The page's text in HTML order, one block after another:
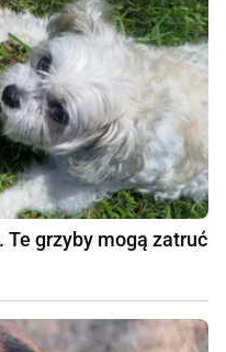
Te grzyby mogą zatruć